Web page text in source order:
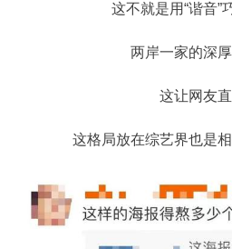
这不就是用“谐音”
两岸一家的深
这让网友
这格局放在综艺界也是